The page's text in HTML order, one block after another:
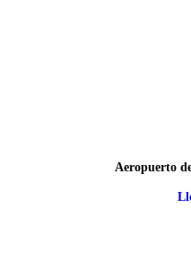
Aeropuerto